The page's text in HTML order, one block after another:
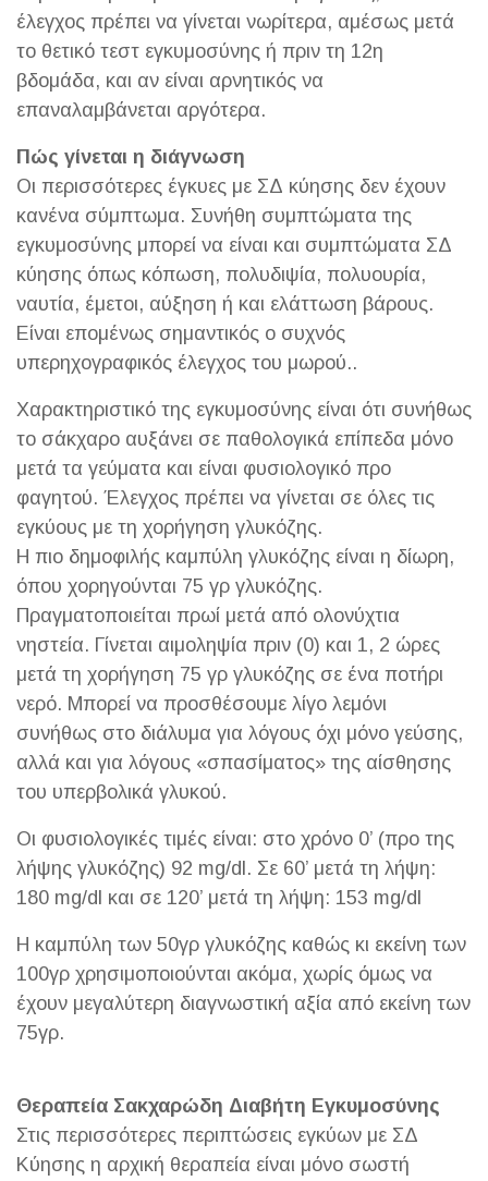
έλεγχος πρέπει να γίνεται νωρίτερα, αμέσως μετά
το θετικό τεστ εγκυμοσύνης ή πριν τη 12η
βδομάδα, και αν είναι αρνητικός να
επαναλαμβάνεται αργότερα.
Πώς γίνεται η διάγνωση
Οι περισσότερες έγκυες με ΣΔ κύησης δεν έχουν
κανένα σύμπτωμα. Συνήθη συμπτώματα της
εγκυμοσύνης μπορεί να είναι και συμπτώματα ΣΔ
κύησης όπως κόπωση, πολυδιψία, πολυουρία,
ναυτία, έμετοι, αύξηση ή και ελάττωση βάρους.
Είναι επομένως σημαντικός ο συχνός
υπερηχογραφικός έλεγχος του μωρού..
Χαρακτηριστικό της εγκυμοσύνης είναι ότι συνήθως
το σάκχαρο αυξάνει σε παθολογικά επίπεδα μόνο
μετά τα γεύματα και είναι φυσιολογικό προ
φαγητού. Έλεγχος πρέπει να γίνεται σε όλες τις
εγκύους με τη χορήγηση γλυκόζης.
Η πιο δημοφιλής καμπύλη γλυκόζης είναι η δίωρη,
όπου χορηγούνται 75 γρ γλυκόζης.
Πραγματοποιείται πρωί μετά από ολονύχτια
νηστεία. Γίνεται αιμοληψία πριν (0) και 1, 2 ώρες
μετά τη χορήγηση 75 γρ γλυκόζης σε ένα ποτήρι
νερό. Μπορεί να προσθέσουμε λίγο λεμόνι
συνήθως στο διάλυμα για λόγους όχι μόνο γεύσης,
αλλά και για λόγους «σπασίματος» της αίσθησης
του υπερβολικά γλυκού.
Οι φυσιολογικές τιμές είναι: στο χρόνο 0’ (προ της
λήψης γλυκόζης) 92 mg/dl. Σε 60’ μετά τη λήψη:
180 mg/dl και σε 120’ μετά τη λήψη: 153 mg/dl
Η καμπύλη των 50γρ γλυκόζης καθώς κι εκείνη των
100γρ χρησιμοποιούνται ακόμα, χωρίς όμως να
έχουν μεγαλύτερη διαγνωστική αξία από εκείνη των
75γρ.
Θεραπεία Σακχαρώδη Διαβήτη Εγκυμοσύνης
Στις περισσότερες περιπτώσεις εγκύων με ΣΔ
Κύησης η αρχική θεραπεία είναι μόνο σωστή